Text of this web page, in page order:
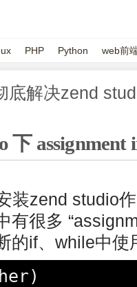
PHP Python web前
底解决zend
下 assignment
装zend studio
有很多
的if、while中使